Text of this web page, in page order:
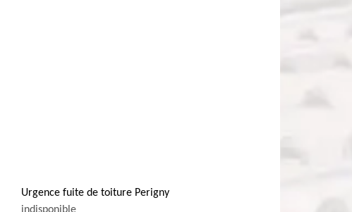
Urgence fuite de toiture Perigny